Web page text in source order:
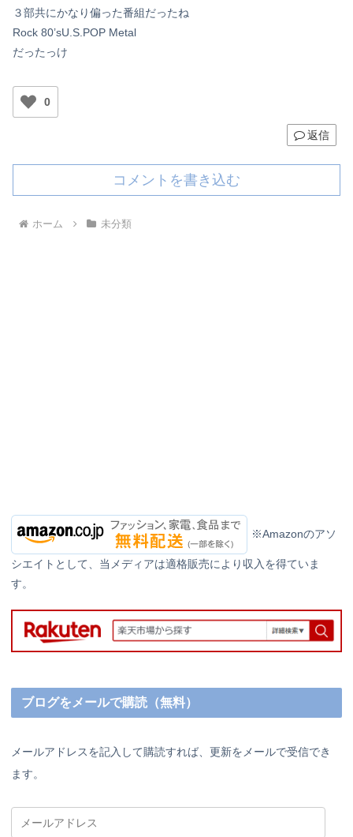
３部共にかなり偏った番組だったね
Rock 80’sU.S.POP Metal
だったっけ
0
返信
コメントを書き込む
ホーム 未分類
※Amazonのアソ
シエイトとして、当メディアは適格販売により収入を得ていま
す。
ブログをメールで購読（無料）
メールアドレスを記入して購読すれば、更新をメールで受信でき
ます。